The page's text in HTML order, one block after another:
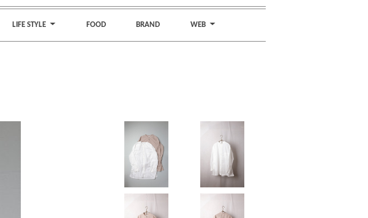
LIFE STYLE FOOD BRAND WEB